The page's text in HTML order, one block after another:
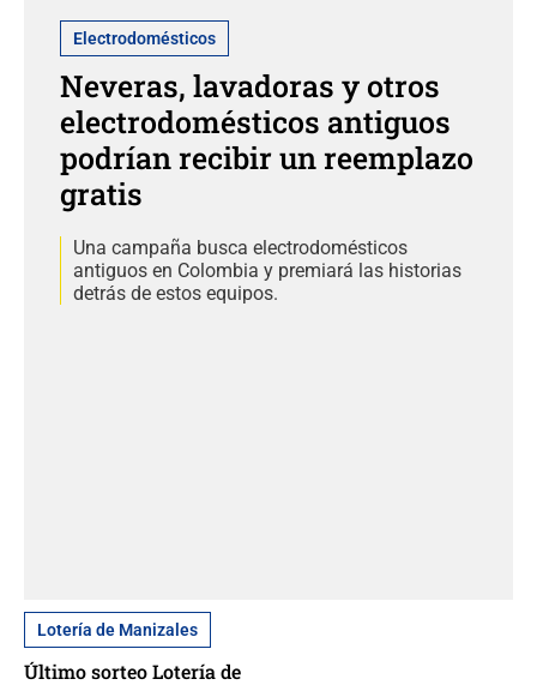
Electrodomésticos
Neveras, lavadoras y otros
electrodomésticos antiguos
podrían recibir un reemplazo
gratis
Una campaña busca electrodomésticos
antiguos en Colombia y premiará las historias
detrás de estos equipos.
Lotería de Manizales
Último sorteo Lotería de